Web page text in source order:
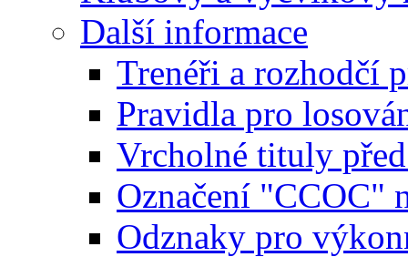
Další informace
Trenéři a rozhodčí
Pravidla pro
Vrcholné tituly
Označení "CCOC"
Odznaky pro